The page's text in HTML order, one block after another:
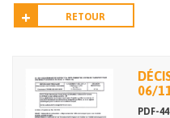
RETOUR
06/
PDF-